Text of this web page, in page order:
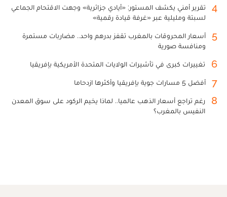
4
تقرير أمني يكشف المستور: «أيادي جزائرية» وجهت الاقتحام الجماعي
لسبتة ومليلية عبر «غرفة قيادة رقمية»
5
أسعار المحروقات بالمغرب تقفز بدرهم واحد.. مضاربات مستمرة
ومنافسة صورية
6 تغييرات كبرى في تأشيرات الولايات المتحدة الأمريكية بإفريقيا
7 أفضل 5 مسارات جوية بإفريقيا وأكثرها ازدحاما
8
رغم تراجع أسعار الذهب عالميا.. لماذا يخيم الركود على سوق المعدن
النفيس بالمغرب؟